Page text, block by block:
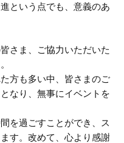
という点でも、意義のあ
さま、ご協力いただいた
方も多い中、皆さまのご
なり、無事にイベントを
を過ごすことができ、ス
す。改めて、心より感謝